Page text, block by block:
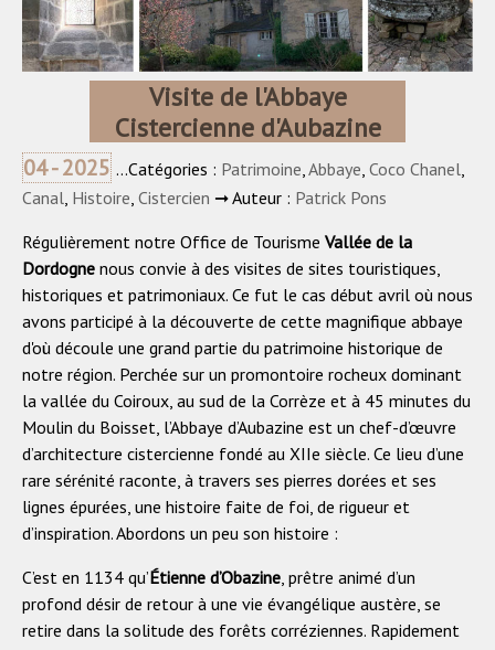
Visite de l'Abbaye
Cistercienne d'Aubazine
04 - 2025 ...Catégories : Patrimoine Abbaye Coco Chanel
Canal Histoire Cistercien ➞ Auteur : Patrick Pons
Régulièrement notre Office de Tourisme Vallée de la
Dordogne nous convie à des visites de sites touristiques,
historiques et patrimoniaux. Ce fut le cas début avril où nous
avons participé à la découverte de cette magnifique abbaye
d'où découle une grand partie du patrimoine historique de
notre région. Perchée sur un promontoire rocheux dominant
la vallée du Coiroux, au sud de la Corrèze et à 45 minutes du
Moulin du Boisset, l’Abbaye d’Aubazine est un chef-d’œuvre
d’architecture cistercienne fondé au XIIe siècle. Ce lieu d’une
rare sérénité raconte, à travers ses pierres dorées et ses
lignes épurées, une histoire faite de foi, de rigueur et
d’inspiration. Abordons un peu son histoire :
C’est en 1134 qu’Étienne d’Obazine , prêtre animé d’un
profond désir de retour à une vie évangélique austère, se
retire dans la solitude des forêts corréziennes. Rapidement